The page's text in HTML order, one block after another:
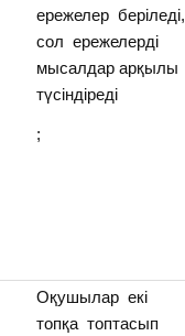
ережелер беріледі,
сол ережелерді
мысалдар арқылы
түсіндіреді
;
Оқушылар екі
топқа топтасып